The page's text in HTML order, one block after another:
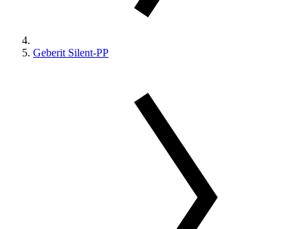
Geberit Silent-PP